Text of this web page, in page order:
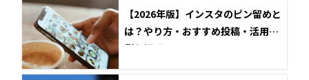
【2026年版】インスタのピン留めと
は？やり方・おすすめ投稿・活用事
例を解説